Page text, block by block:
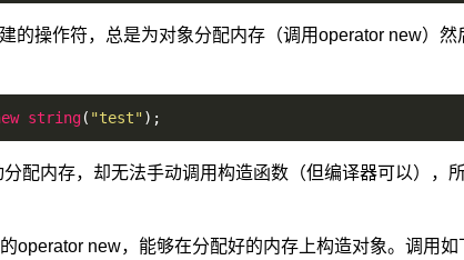
的操作符，总是为对象分配内存（调用operator new）
string( "test");
配内存，却无法手动调用构造函数（但编译器可以），
operator new，能够在分配好的内存上构造对象。调用如